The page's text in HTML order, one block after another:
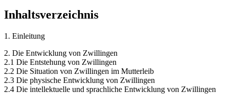
Inhaltsverzeichnis
1. Einleitung
2. Die Entwicklung von Zwillingen
2.1 Die Entstehung von Zwillingen
2.2 Die Situation von Zwillingen im Mutterleib
2.3 Die physische Entwicklung von Zwillingen
2.4 Die intellektuelle und sprachliche Entwicklung von Zwillingen